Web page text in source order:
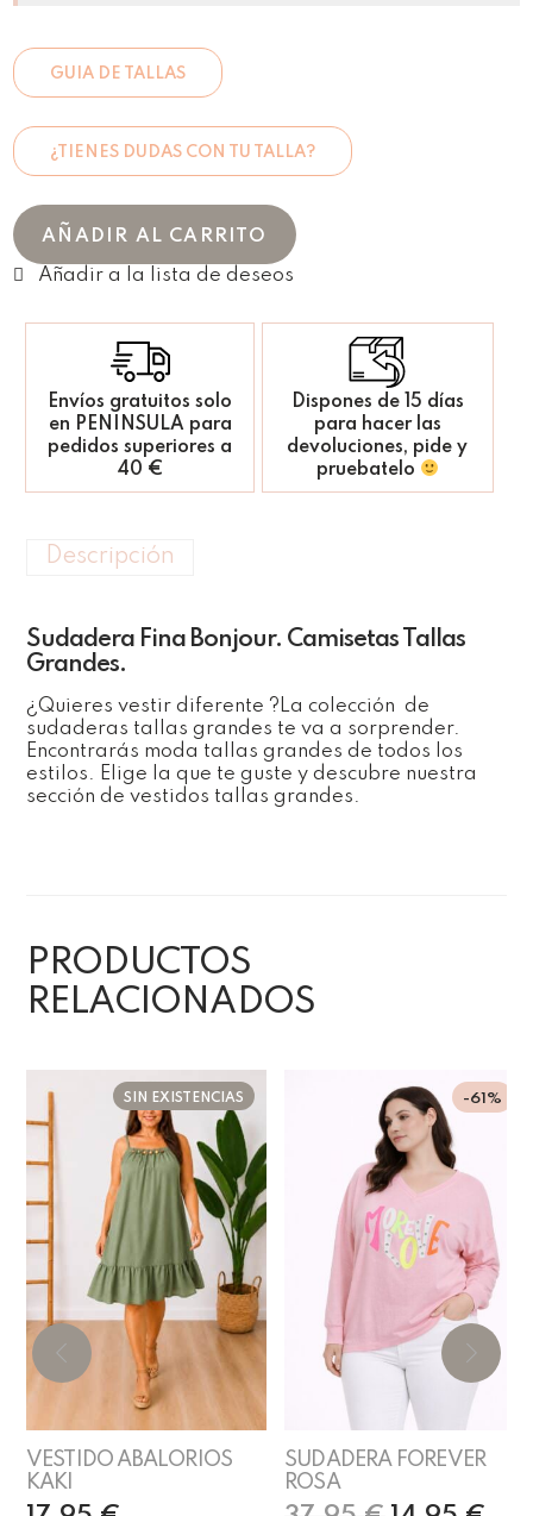
GUIA DE TALLAS
¿TIENES DUDAS CON TU TALLA?
AÑADIR AL CARRITO
Envíos gratuitos solo
en PENINSULA para
pedidos superiores a
40 €
Dispones de 15 días
para hacer las
devoluciones, pide y
pruebatelo
Descripción
Sudadera Fina Bonjour. Camisetas Tallas
Grandes.
¿Quieres vestir diferente ?La colección de
sudaderas tallas grandes te va a sorprender.
Encontrarás moda tallas grandes de todos los
estilos. Elige la que te guste y descubre nuestra
sección de vestidos tallas grandes.
PRODUCTOS
RELACIONADOS
SIN EXISTENCIAS
VESTIDO ABALORIOS
KAKI
-61%
SUDADERA FOREVER
ROSA